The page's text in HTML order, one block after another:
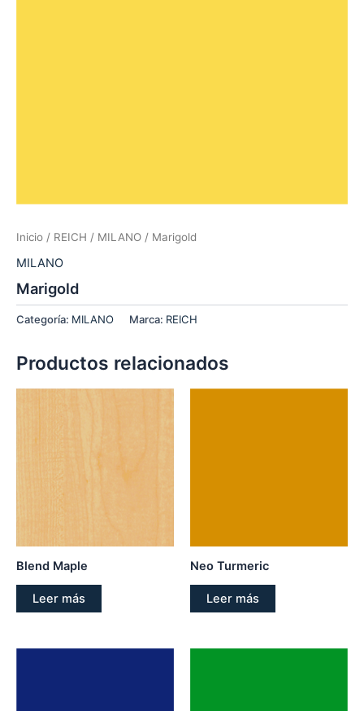
Inicio / REICH / MILANO / Marigold
MILANO
Marigold
Categoría: MILANO Marca: REICH
Productos relacionados
Blend Maple
Leer más
Neo Turmeric
Leer más